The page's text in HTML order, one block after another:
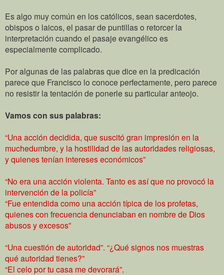
Es algo muy común en los católicos, sean sacerdotes,
obispos o laicos, el pasar de puntillas o retorcer la
interpretación cuando el pasaje evangélico es
especialmente complicado.
Por algunas de las palabras que dice en la predicación
parece que Francisco lo conoce perfectamente, pero parece
no resistir la tentación de ponerle su particular anteojo.
Vamos con sus palabras:
“Una acción decidida, que suscitó gran impresión en la
muchedumbre, y la hostilidad de las autoridades religiosas,
y quienes tenían intereses económicos”
“No era una acción violenta. Tanto es así que no provocó la
intervención de la policía”
“Fue entendida como una acción típica de los profetas,
quienes con frecuencia denunciaban en nombre de Dios
abusos y excesos”
“Una cuestión de autoridad”. “¿Qué signos nos muestras
qué autoridad tienes?”
“El celo por tu casa me devorará”.